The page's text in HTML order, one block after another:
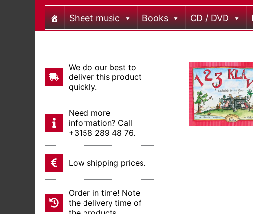
Sheet music Books CD / DVD
We do our best to
deliver this product
quickly.
Need more
information? Call
+3158 289 48 76.
Low shipping prices.
Order in time! Note
the delivery time of